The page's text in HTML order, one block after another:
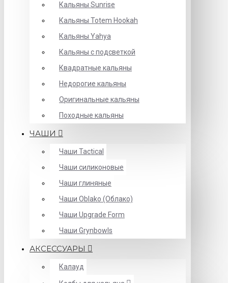
Кальяны Sunrise
Кальяны Totem Hookah
Кальяны Yahya
Кальяны с подсветкой
Квадратные кальяны
Недорогие кальяны
Оригинальные кальяны
Походные кальяны
ЧАШИ
Чаши Tactical
Чаши силиконовые
Чаши глиняные
Чаши Oblako (Облако)
Чаши Upgrade Form
Чаши Grynbowls
АКСЕССУАРЫ
Калауд